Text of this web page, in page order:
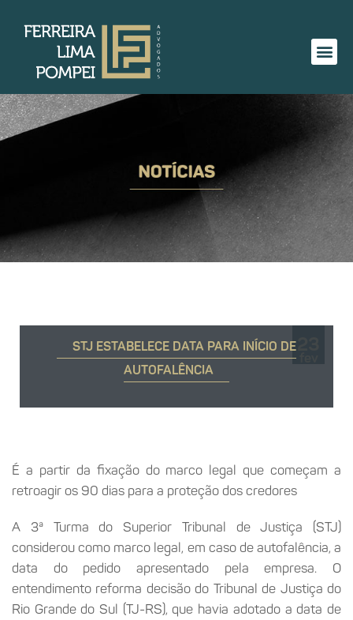
STJ ESTABELECE DATA PARA INÍCIO DE
AUTOFALÊNCIA
É a partir da fixação do marco legal que começam a
retroagir os 90 dias para a proteção dos credores
A 3ª Turma do Superior Tribunal de Justiça (STJ)
considerou como marco legal, em caso de autofalência, a
data do pedido apresentado pela empresa. O
entendimento reforma decisão do Tribunal de Justiça do
Rio Grande do Sul (TJ-RS), que havia adotado a data de